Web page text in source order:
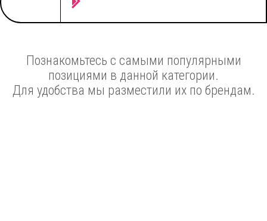
Познакомьтесь с самыми популярными
позициями в данной категории.
Для удобства мы разместили их по брендам.